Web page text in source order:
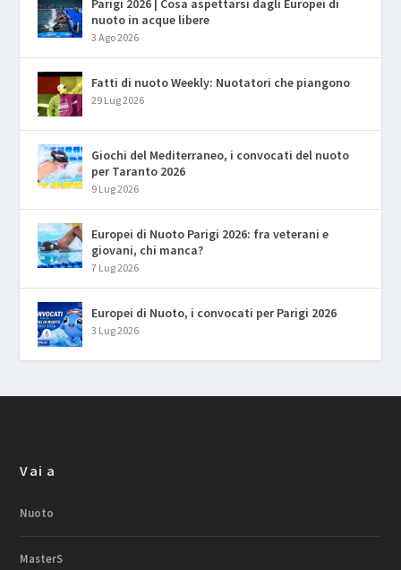
Parigi 2026 | Cosa aspettarsi dagli Europei di
nuoto in acque libere
3 Ago 2026
Fatti di nuoto Weekly: Nuotatori che piangono
29 Lug 2026
Giochi del Mediterraneo, i convocati del nuoto
per Taranto 2026
9 Lug 2026
Europei di Nuoto Parigi 2026: fra veterani e
giovani, chi manca?
7 Lug 2026
Europei di Nuoto, i convocati per Parigi 2026
3 Lug 2026
Vai a
Nuoto
MasterS